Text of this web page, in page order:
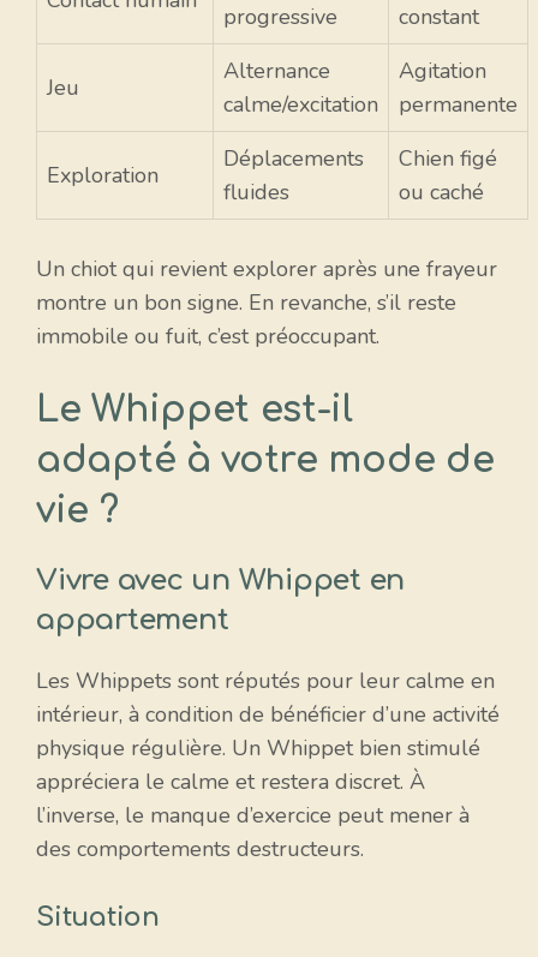
progressive
constant
Jeu
Alternance
calme/excitation
Agitation
permanente
Exploration
Déplacements
fluides
Chien figé
ou caché
Un chiot qui revient explorer après une frayeur
montre un bon signe. En revanche, s’il reste
immobile ou fuit, c’est préoccupant.
Le Whippet est-il
adapté à votre mode de
vie ?
Vivre avec un Whippet en
appartement
Les Whippets sont réputés pour leur calme en
intérieur, à condition de bénéficier d’une activité
physique régulière. Un Whippet bien stimulé
appréciera le calme et restera discret. À
l’inverse, le manque d’exercice peut mener à
des comportements destructeurs.
Situation